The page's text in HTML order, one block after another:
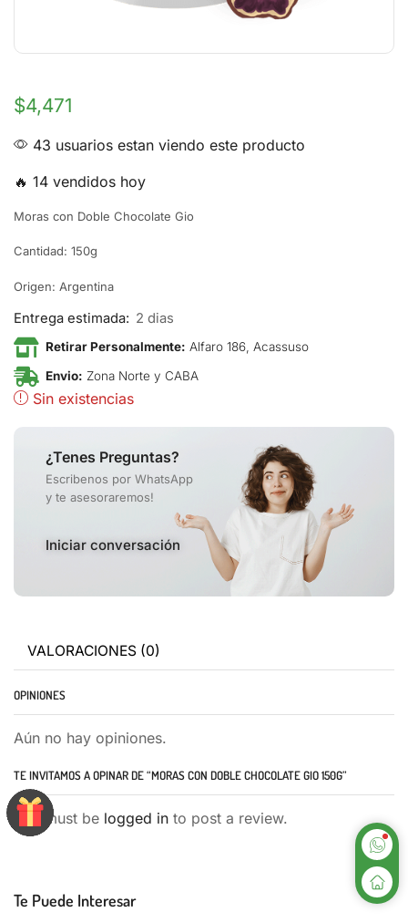
$4,471
43 usuarios estan viendo este producto
🔥 14 vendidos hoy
Moras con Doble Chocolate Gio
Cantidad: 150g
Origen: Argentina
Entrega estimada: 2 dias
Retirar Personalmente: Alfaro 186, Acassuso
Envio: Zona Norte y CABA
Sin existencias
¿Tenes Preguntas?
Escribenos por WhatsApp
y te asesoraremos!
Iniciar conversación
VALORACIONES (0)
OPINIONES
Aún no hay opiniones.
TE INVITAMOS A OPINAR DE “MORAS CON DOBLE CHOCOLATE GIO 150G”
You must be logged in to post a review.
Te Puede Interesar